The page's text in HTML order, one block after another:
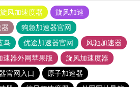
旋风加速度器
旋风加速
狗急加速器官网
鸟 优途加速器官网
风驰加速器
速器外网苹果版
旋风加速度器
官网入口
原子加速器